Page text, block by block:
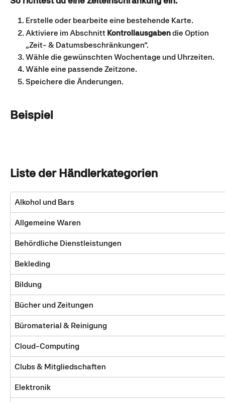
Erstelle oder bearbeite eine bestehende Karte.
Aktiviere im Abschnitt Kontrollausgaben die Option
„Zeit- & Datumsbeschränkungen“.
Wähle die gewünschten Wochentage und Uhrzeiten.
Wähle eine passende Zeitzone.
Speichere die Änderungen.
Beispiel
Liste der Händlerkategorien
Alkohol und Bars
Allgemeine Waren
Behördliche Dienstleistungen
Bekleding
Bildung
Bücher und Zeitungen
Büromaterial & Reinigung
Cloud-Computing
Clubs & Mitgliedschaften
Elektronik